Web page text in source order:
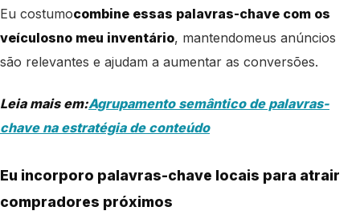
Eu costumocombine essas palavras-chave com os
veículosno meu inventário, mantendomeus anúncios
são relevantes e ajudam a aumentar as conversões.
Leia mais em:Agrupamento semântico de palavras-
chave na estratégia de conteúdo
Eu incorporo palavras-chave locais para atrair
compradores próximos